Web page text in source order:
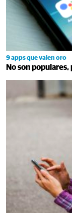
9 apps que valen oro
No son